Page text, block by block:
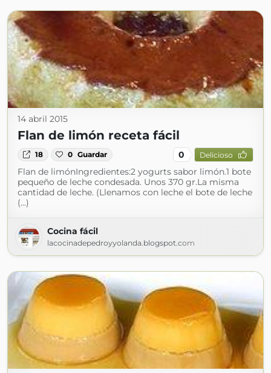
14 abril 2015
Flan de limón receta fácil
18 0 Guardar 0 Delicioso
Flan de limónIngredientes:2 yogurts sabor limón.1 bote
pequeño de leche condesada. Unos 370 gr.La misma
cantidad de leche. (Llenamos con leche el bote de leche
(...)
Cocina fácil
lacocinadepedroyyolanda.blogspot.com